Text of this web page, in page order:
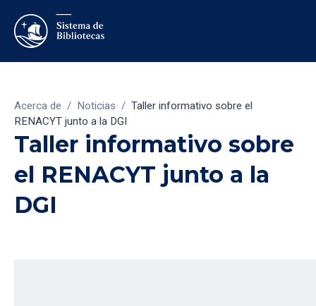
Acerca de / Noticias / Taller informativo sobre el
RENACYT junto a la DGI
Taller informativo sobre
el RENACYT junto a la
DGI